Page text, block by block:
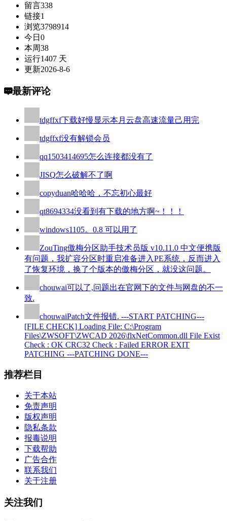
留言338
链接1
浏览3798914
今日 0
本周38
运行1407 天
更新2026-8-6
最新评论
tdgffxf下载好慢显示本月云盘高速流量己用完
tdgffxf没有解锁会员
qq1503414695怎么连接都没有了
JISQ怎么破解不了啊
copyduan哈哈哈，不忘初心最好
qt8694334没看到有下载的地方啊~！！！
windows1105。0.8 可以用了
ZouTing傲梅分区助手技术员版 v10.11.0 中文便携版
有问题，我扩容分区时重启准备进入PE系统，反而进入
了恢复环境，换了个版本的傲梅分区，就没这问题。
chouwai可以了,问题出在官网下的文件与网盘的不一
致.
chouwaiPatch文件报错. ---START PATCHING---
[FILE CHECK] Loading File: C:\Program
Files\ZWSOFT\ZWCAD 2026\flxNetCommon.dll File Exist
Check : OK CRC32 Check : Failed ERROR EXIT
PATCHING ---PATCHING DONE---
推荐栏目
关于本站
免责声明
版权声明
隐私条款
报毒说明
下载帮助
广告合作
联系我们
关于注册
关注我们